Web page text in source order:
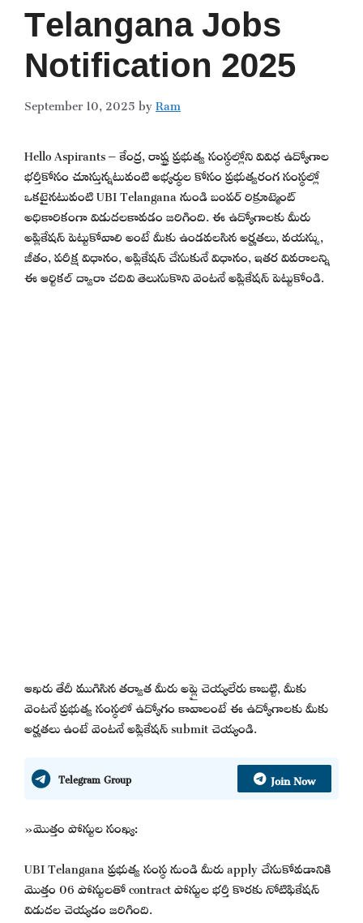
Telangana Jobs
Notification 2025
September 10, 2025byRam
Hello Aspirants – కేంద్ర, రాష్ట్ర ప్రభుత్వ సంస్థల్లోని వివిధ ఉద్యోగాల
భర్తీకోసం చూస్తున్నటువంటి అభ్యర్థుల కోసం ప్రభుత్వరంగ సంస్థల్లో
ఒకటైనటువంటి UBI Telangana నుండి బంపర్ రిక్రూట్మెంట్
అధికారికంగా విడుదలకావడం జరిగింది. ఈ ఉద్యోగాలకు మీరు
అప్లికేషన్ పెట్టుకోవాలి అంటే మీకు ఉండవలసిన అర్హతలు, వయస్సు,
జీతం, పరీక్ష విధానం, అప్లికేషన్ చేసుకునే విధానం, ఇతర వివరాలన్ని
ఈ ఆర్టికల్ ద్వారా చదివి తెలుసుకొని వెంటనే అప్లికేషన్ పెట్టుకోండి.
ఆఖరు తేదీ ముగిసిన తర్వాత మీరు అప్లై చెయ్యలేరు కాబట్టి, మీకు
వెంటనే ప్రభుత్వ సంస్థలో ఉద్యోగం కావాలంటే ఈ ఉద్యోగాలకు మీకు
అర్హతలు ఉంటే వెంటనే అప్లికేషన్ submit చెయ్యండి.
Telegram Group Join Now
»మొత్తం పోస్టుల సంఖ్య:
UBI Telangana ప్రభుత్వ సంస్థ నుండి మీరు apply చేసుకోవడానికి
మొత్తం 06 పోస్టులతో contract పోస్టుల భర్తీ కొరకు నోటిఫికేషన్
విడుదల చెయ్యడం జరిగింది.